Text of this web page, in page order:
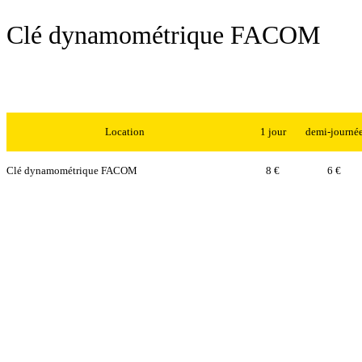
Clé dynamométrique FACOM
Location 1 jour demi-
Clé dynamométrique FACOM 8 € 6 €